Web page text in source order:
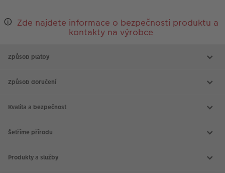
Zde najdete informace o bezpečnosti produktu a
kontakty na výrobce
Způsob platby
Způsob doručení
Kvalita a bezpečnost
Šetříme přírodu
Produkty a služby